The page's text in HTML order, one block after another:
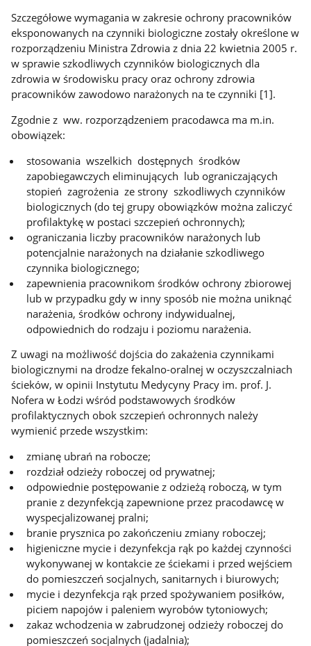
Szczegółowe wymagania w zakresie ochrony pracowników
eksponowanych na czynniki biologiczne zostały określone w
rozporządzeniu Ministra Zdrowia z dnia 22 kwietnia 2005 r.
w sprawie szkodliwych czynników biologicznych dla
zdrowia w środowisku pracy oraz ochrony zdrowia
pracowników zawodowo narażonych na te czynniki [1].
Zgodnie z ww. rozporządzeniem pracodawca ma m.in.
obowiązek:
stosowania wszelkich dostępnych środków
zapobiegawczych eliminujących lub ograniczających
stopień zagrożenia ze strony szkodliwych czynników
biologicznych (do tej grupy obowiązków można zaliczyć
profilaktykę w postaci szczepień ochronnych);
ograniczania liczby pracowników narażonych lub
potencjalnie narażonych na działanie szkodliwego
czynnika biologicznego;
zapewnienia pracownikom środków ochrony zbiorowej
lub w przypadku gdy w inny sposób nie można uniknąć
narażenia, środków ochrony indywidualnej,
odpowiednich do rodzaju i poziomu narażenia.
Z uwagi na możliwość dojścia do zakażenia czynnikami
biologicznymi na drodze fekalno-oralnej w oczyszczalniach
ścieków, w opinii Instytutu Medycyny Pracy im. prof. J.
Nofera w Łodzi wśród podstawowych środków
profilaktycznych obok szczepień ochronnych należy
wymienić przede wszystkim:
zmianę ubrań na robocze;
rozdział odzieży roboczej od prywatnej;
odpowiednie postępowanie z odzieżą roboczą, w tym
pranie z dezynfekcją zapewnione przez pracodawcę w
wyspecjalizowanej pralni;
branie prysznica po zakończeniu zmiany roboczej;
higieniczne mycie i dezynfekcja rąk po każdej czynności
wykonywanej w kontakcie ze ściekami i przed wejściem
do pomieszczeń socjalnych, sanitarnych i biurowych;
mycie i dezynfekcja rąk przed spożywaniem posiłków,
piciem napojów i paleniem wyrobów tytoniowych;
zakaz wchodzenia w zabrudzonej odzieży roboczej do
pomieszczeń socjalnych (jadalnia);